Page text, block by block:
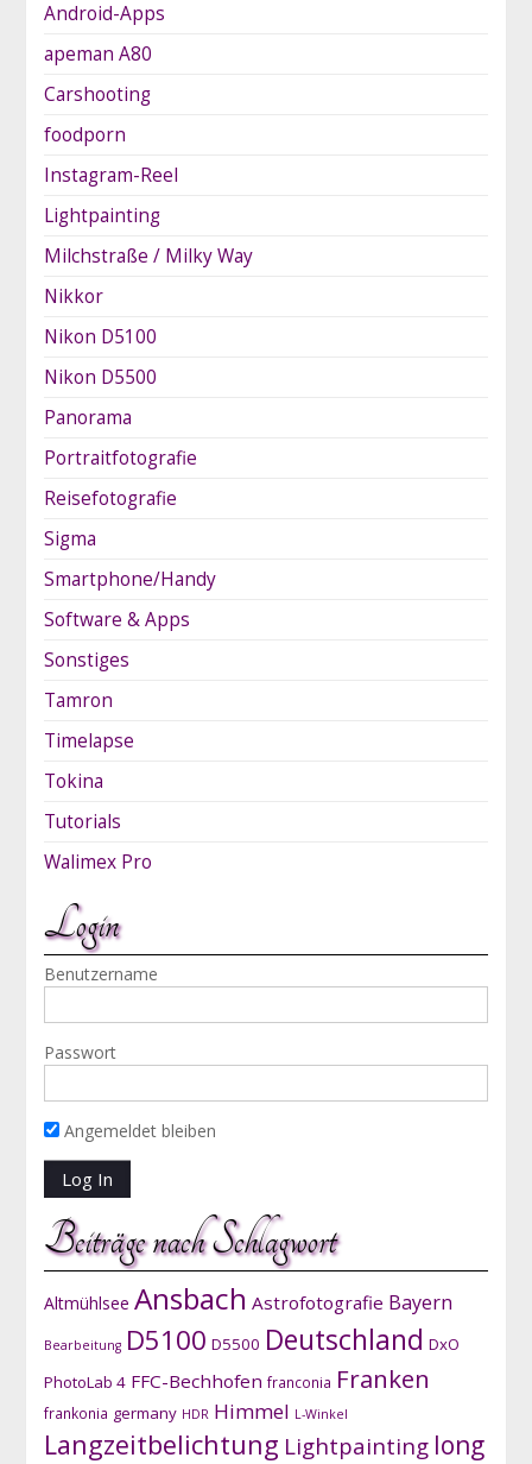
Android-Apps
apeman A80
Carshooting
foodporn
Instagram-Reel
Lightpainting
Milchstraße / Milky Way
Nikkor
Nikon D5100
Nikon D5500
Panorama
Portraitfotografie
Reisefotografie
Sigma
Smartphone/Handy
Software & Apps
Sonstiges
Tamron
Timelapse
Tokina
Tutorials
Walimex Pro
Login
Benutzername
Passwort
Angemeldet bleiben
Beiträge nach Schlagwort
Altmühlsee Ansbach Astrofotografie Bayern
Bearbeitung D5100 D5500 Deutschland DxO
PhotoLab 4 FFC-Bechhofen franconia Franken
frankonia germany HDR Himmel L-Winkel
Langzeitbelichtung Lightpainting long